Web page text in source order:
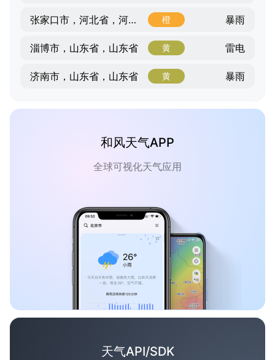
张家口市，河北省，河北省 橙 暴雨
淄博市，山东省，山东省 黄 雷电
济南市，山东省，山东省 黄 暴雨
和风天气APP
全球可视化天气应用
天气API/SDK